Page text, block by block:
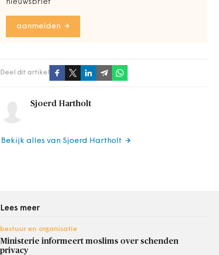
nieuwsbrief
aanmelden
Deel dit artikel
Sjoerd Hartholt
Bekijk alles van Sjoerd Hartholt
Lees meer
bestuur en organisatie
Ministerie informeert moslims over schenden
privacy